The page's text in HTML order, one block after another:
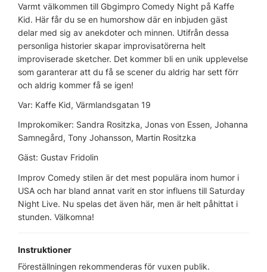
Varmt välkommen till Gbgimpro Comedy Night på Kaffe
Kid. Här får du se en humorshow där en inbjuden gäst
delar med sig av anekdoter och minnen. Utifrån dessa
personliga historier skapar improvisatörerna helt
improviserade sketcher. Det kommer bli en unik upplevelse
som garanterar att du få se scener du aldrig har sett förr
och aldrig kommer få se igen!
Var: Kaffe Kid, Värmlandsgatan 19
Improkomiker: Sandra Rositzka, Jonas von Essen, Johanna
Samnegård, Tony Johansson, Martin Rositzka
Gäst: Gustav Fridolin
Improv Comedy stilen är det mest populära inom humor i
USA och har bland annat varit en stor influens till Saturday
Night Live. Nu spelas det även här, men är helt påhittat i
stunden. Välkomna!
Instruktioner
Föreställningen rekommenderas för vuxen publik.